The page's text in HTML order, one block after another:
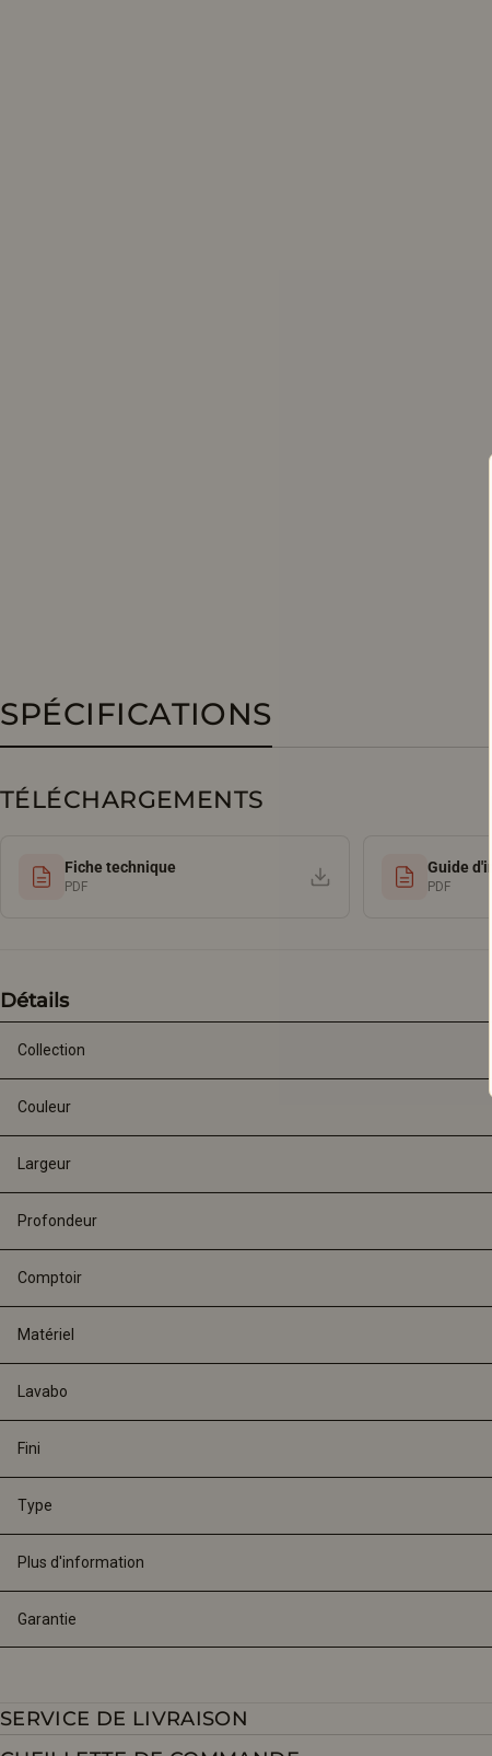
SPÉCIFICATIONS
TÉLÉCHARGEMENTS
Fiche technique
PDF
Guide
PDF
Détails
Collection
Couleur
Largeur
Profondeur
Comptoir
Matériel
Lavabo
Fini
Type
Plus d'information
Garantie
SERVICE DE LIVRAISON